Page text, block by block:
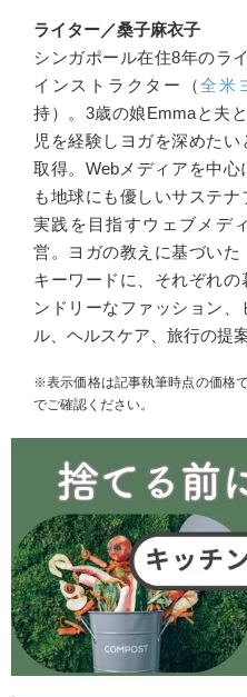
ライター／桑子麻衣子
シンガポール在住8年のラ
インストラクター（全米
持）。3歳の娘Emmaと夫
児を経験しヨガを深めた
取得。Webメディアを中
も地球にも優しいサステ
実践を目指すウェブメデ
営。ヨガの教えに基づい
キーワードに、それぞれ
ンドリーなファッション
ル、ヘルスケア、旅行の提
※表示価格は記事執筆時点の価格
でご確認ください。